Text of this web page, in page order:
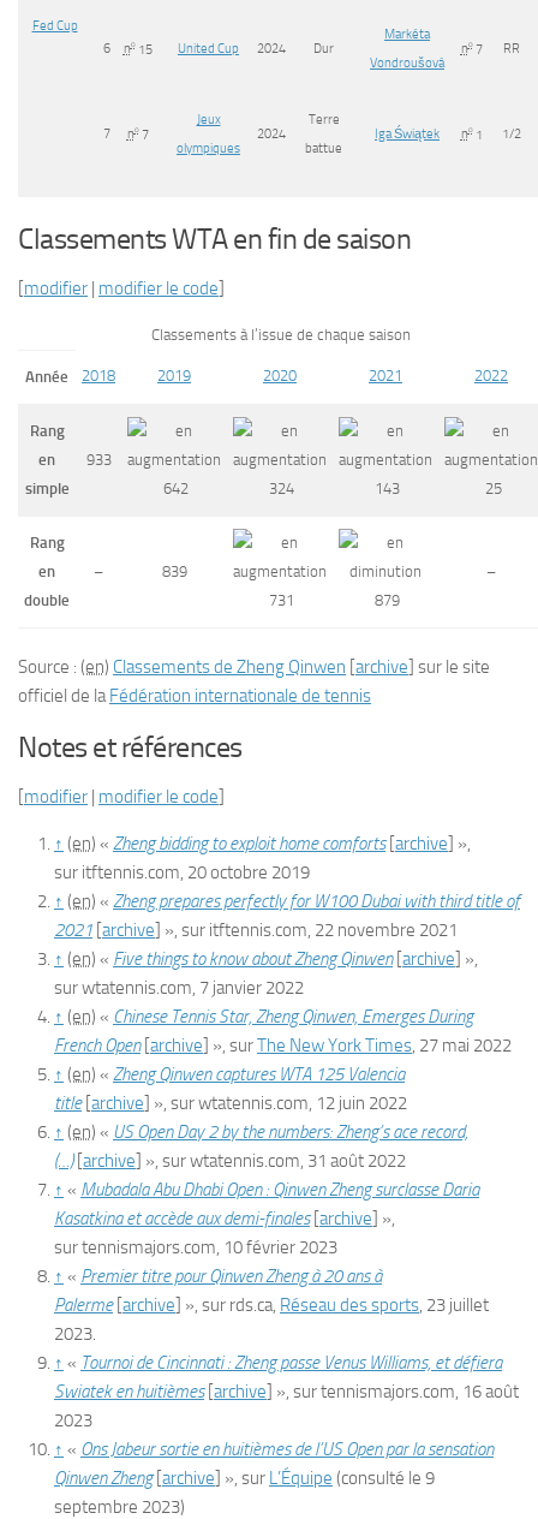
Fed Cup
6 no15 United Cup 2024 Dur
Markéta
Vondroušová
no7 RR
7 no7
Jeux
olympiques
2024
Terre
battue
Iga Świątek no1 1/2
Classements WTA en fin de saison
[modifier | modifier le code]
Classements à l’issue de chaque saison
Année 2018 2019 2020 2021 2022
Rang
en
simple
933
642
324 143 25
Rang
en
double
–
839
731
879
–
Source : (en) Classements de Zheng Qinwen [archive] sur le site
officiel de laFédération internationale de tennis
Notes et références
[modifier | modifier le code]
↑ (en) « Zheng bidding to exploit home comforts[archive] »,
sur itftennis.com, 20 octobre 2019
↑ (en) « Zheng prepares perfectly for W100 Dubai with third title of
2021 [archive] », sur itftennis.com, 22 novembre 2021
↑ (en) « Five things to know about Zheng Qinwen[archive] »,
surwtatennis.com, 7 janvier 2022
↑ (en) « Chinese Tennis Star, Zheng Qinwen, Emerges During
French Open[archive] », surThe New York Times, 27 mai 2022
↑ (en) « Zheng Qinwen captures WTA 125 Valencia
title[archive] », surwtatennis.com, 12 juin 2022
↑ (en) « US Open Day 2 by the numbers: Zheng’s ace record,
(…)[archive] », surwtatennis.com, 31 août 2022
↑ « Mubadala Abu Dhabi Open : Qinwen Zheng surclasse Daria
Kasatkina et accède aux demi-finales[archive] »,
surtennismajors.com, 10 février 2023
↑ « Premier titre pour Qinwen Zheng à 20 ans à
Palerme[archive] », sur rds.ca, Réseau des sports, 23 juillet
2023.
↑ « Tournoi de Cincinnati : Zheng passe Venus Williams, et défiera
Swiatek en huitièmes[archive] », surtennismajors.com, 16 août
2023
↑ « Ons Jabeur sortie en huitièmes de l’US Open par la sensation
Qinwen Zheng[archive] », sur L’Équipe (consulté le 9
septembre 2023)